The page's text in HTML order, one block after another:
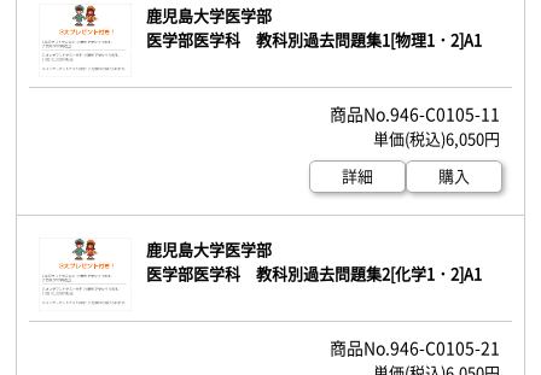
鹿児島大学医学部
医学部医学科 教科別過去問題集1[物理1・2]A1
946-C0105-11
6,050円
詳細
購入
鹿児島大学医学部
医学部医学科 教科別過去問題集2[化学1・2]A1
946-C0105-21